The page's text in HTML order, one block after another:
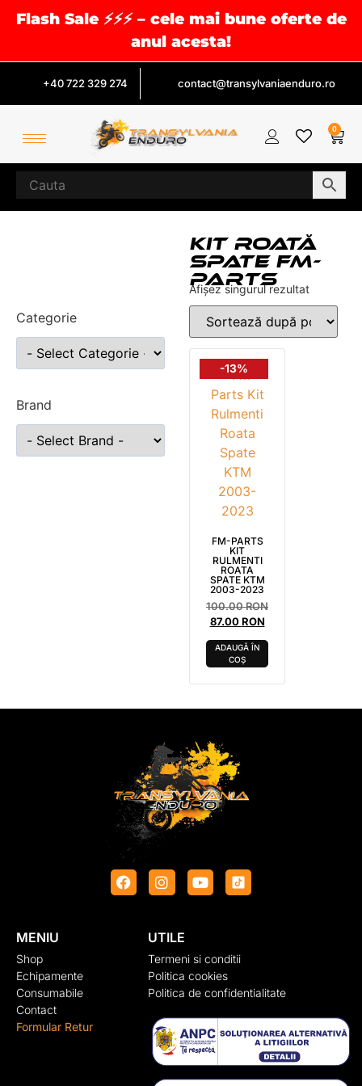
Flash Sale ⚡⚡⚡ – cele mai bune oferte de
anul acesta!
+40 722 329 274 contact@transylvaniaenduro.ro
0
Categorie
Brand
KIT ROATĂ
SPATE FM-
PARTS
Afișez singurul rezultat
-13%
FM-PARTS
KIT
RULMENTI
ROATA
SPATE KTM
2003-2023
100.00RON
87.00RON
ADAUGĂ ÎN
COȘ
MENIU
Shop
Echipamente
Consumabile
Contact
Formular Retur
UTILE
Termeni si conditii
Politica cookies
Politica de confidentialitate